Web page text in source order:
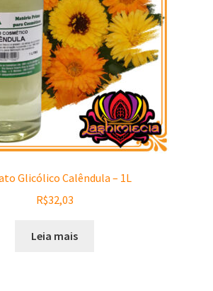
Glicólico Calêndula – 1L
R$32,03
Leia mais